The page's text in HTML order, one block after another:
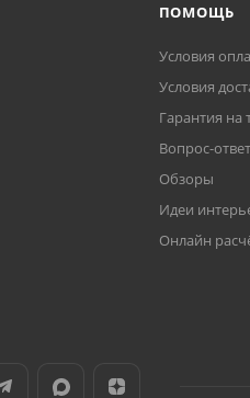
ПОМОЩЬ
Условия
Условия
Гарантия на
Вопрос-ответ
Обзоры
Идеи
Онлайн